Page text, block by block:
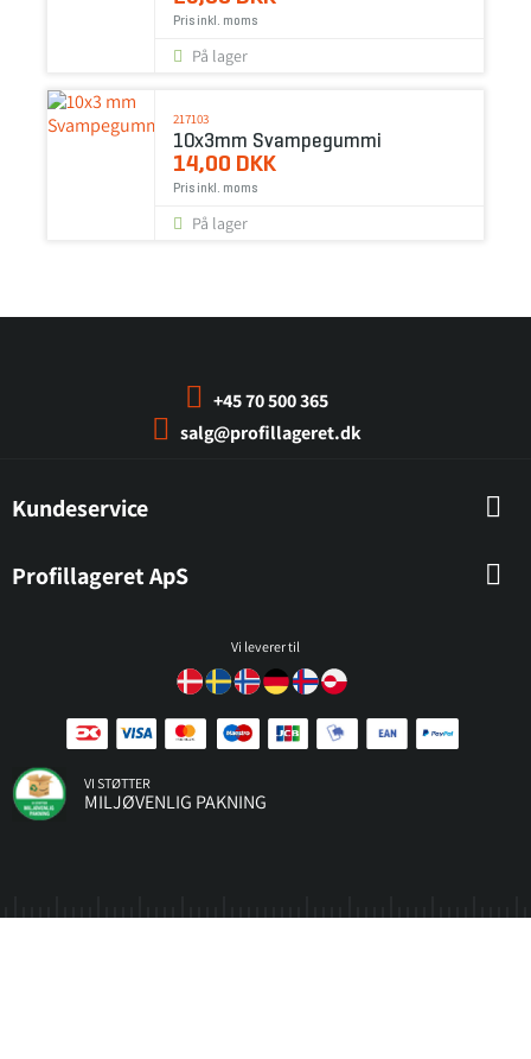
Pris inkl. moms
På lager
217103
10x3mm Svampegummi
14,00 DKK
Pris inkl. moms
På lager
+45 70 500 365
salg@profillageret.dk
Kundeservice
Profillageret ApS
Vi leverer til
VI STØTTER
MILJØVENLIG PAKNING